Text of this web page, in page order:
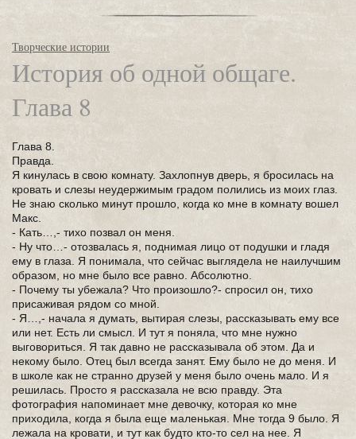
Творческие истории
История об одной общаге.
Глава 8
Глава 8.
Правда.
Я кинулась в свою комнату. Захлопнув дверь, я бросилась на
кровать и слезы неудержимым градом полились из моих глаз.
Не знаю сколько минут прошло, когда ко мне в комнату вошел
Макс.
- Кать…,- тихо позвал он меня.
- Ну что…- отозвалась я, поднимая лицо от подушки и гладя
ему в глаза. Я понимала, что сейчас выглядела не наилучшим
образом, но мне было все равно. Абсолютно.
- Почему ты убежала? Что произошло?- спросил он, тихо
присаживая рядом со мной.
- Я…,- начала я думать, вытирая слезы, рассказывать ему все
или нет. Есть ли смысл. И тут я поняла, что мне нужно
выговориться. Я так давно не рассказывала об этом. Да и
некому было. Отец был всегда занят. Ему было не до меня. И
в школе как не странно друзей у меня было очень мало. И я
решилась. Просто я рассказала не всю правду. Эта
фотография напоминает мне девочку, которая ко мне
приходила, когда я была еще маленькая. Мне тогда 9 было. Я
лежала на кровати, и тут как будто кто-то сел на нее. Я